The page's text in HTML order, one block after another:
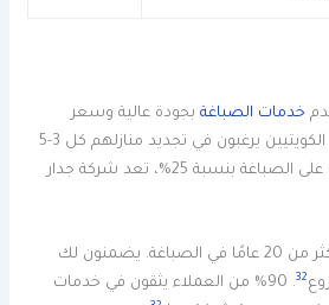
خدمات الصباغة بجودة عالية وسعر
مناسب. أكثر من 90% من الكويتيين يرغبون في تجديد منازلهم كل 3-5
. مع زيادة الطلب على الصباغة بنسبة 25%، تعد شركة جدار
فريق العمل لديهم خبرة أكثر من 20 عامًا في الصباغة. يضمنون لك
32
. 90% من العملاء يثقون في خدمات